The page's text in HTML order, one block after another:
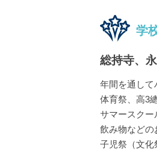
学
総持寺、
年間を通して
体育祭、高3
サマースクー
飲み物などの
子児祭（文化